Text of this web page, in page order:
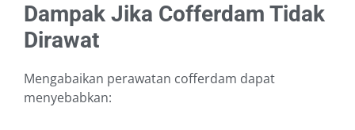
Dampak Jika Cofferdam Tidak
Dirawat
Mengabaikan perawatan cofferdam dapat
menyebabkan: